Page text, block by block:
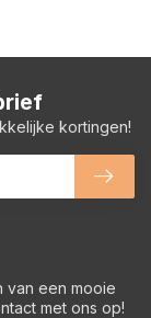
van een mooie
met ons op!
kortingen!